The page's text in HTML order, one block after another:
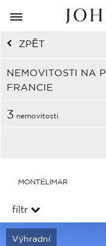
ZPĚT
NEMOVITOSTI NA
FRANCIE
3 nemovitosti
MONTÉLIMAR
filtr
Výhradní